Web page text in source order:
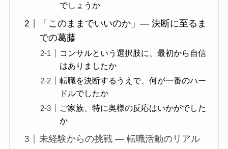
でしょうか
「このままでいいのか」― 決断に至るま
での葛藤
コンサルという選択肢に、最初から自信
はありましたか
転職を決断するうえで、何が一番のハー
ドルでしたか
ご家族、特に奥様の反応はいかがでした
か
未経験からの挑戦 ― 転職活動のリアル